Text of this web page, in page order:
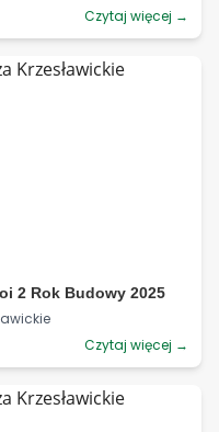
Czytaj więcej →
2 Rok Budowy 2025
Czytaj więcej →